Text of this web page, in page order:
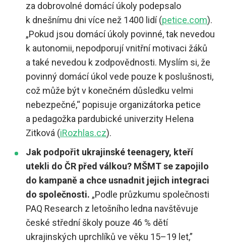
za dobrovolné domácí úkoly podepsalo
k dnešnímu dni více než 1400 lidí (petice.com).
„Pokud jsou domácí úkoly povinné, tak nevedou
k autonomii, nepodporují vnitřní motivaci žáků
a také nevedou k zodpovědnosti. Myslím si, že
povinný domácí úkol vede pouze k poslušnosti,
což může být v konečném důsledku velmi
nebezpečné,“ popisuje organizátorka petice
a pedagožka pardubické univerzity Helena
Zitková (iRozhlas.cz).
Jak podpořit ukrajinské teenagery, kteří
utekli do ČR před válkou? MŠMT se zapojilo
do kampaně a chce usnadnit jejich integraci
do společnosti. „Podle průzkumu společnosti
PAQ Research z letošního ledna navštěvuje
české střední školy pouze 46 % dětí
ukrajinských uprchlíků ve věku 15–19 let,”